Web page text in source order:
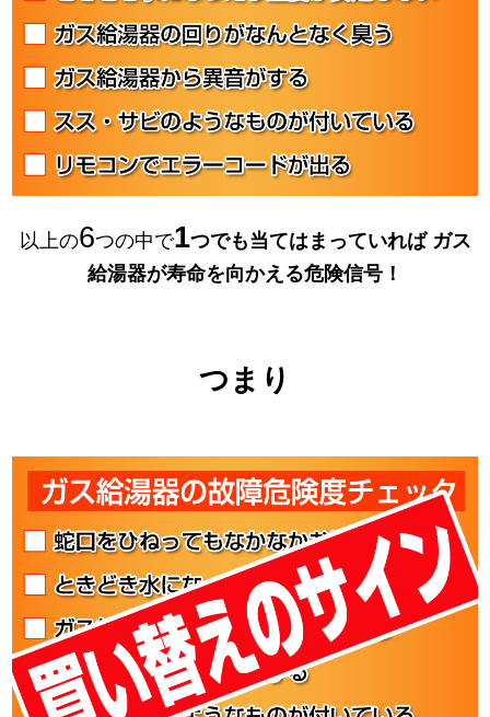
以上の6つの中で1つでも当てはまっていればガス
給湯器が寿命を向かえる危険信号！
つまり